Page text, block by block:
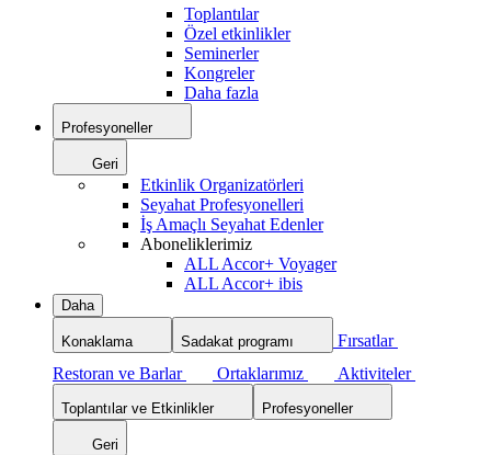
Toplantılar
Özel etkinlikler
Seminerler
Kongreler
Daha fazla
Profesyoneller
Geri
Etkinlik Organizatörleri
Seyahat Profesyonelleri
İş Amaçlı Seyahat Edenler
Aboneliklerimiz
ALL Accor+ Voyager
ALL Accor+ ibis
Daha
Konaklama Sadakat programı
Fırsatlar
Restoran ve Barlar
Ortaklarımız Aktiviteler
Toplantılar ve Etkinlikler Profesyoneller
Geri